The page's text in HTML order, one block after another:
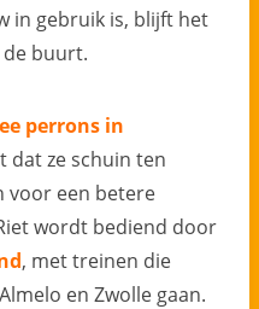
in gebruik is, blijft het
buurt.
perrons in
dat ze schuin ten
voor een betere
wordt bediend door
, met treinen die
en Zwolle gaan.